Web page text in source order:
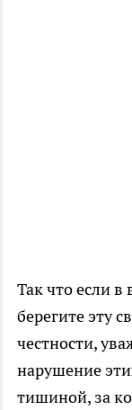
Так что если
берегите эту
честности,
нарушение
тишиной, за